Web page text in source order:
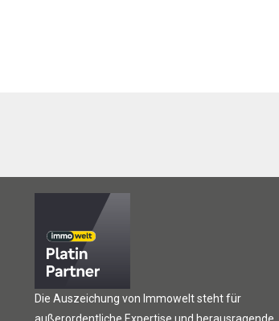
Die Auszeichung von Immowelt steht für